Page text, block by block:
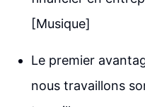
[Musique]
Le premier
nous travaillons